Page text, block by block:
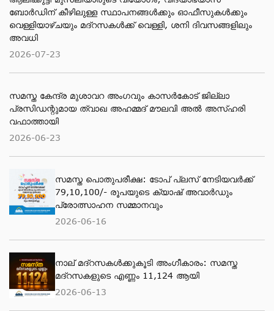
ബോര്‍ഡിന് കീഴിലുള്ള സ്ഥാപനങ്ങള്‍ക്കും ഓഫീസുകള്‍ക്കും
വെള്ളിയാഴ്ചയും മദ്റസകള്‍ക്ക് വെള്ളി, ശനി ദിവസങ്ങളിലും
അവധി
2026-07-23
സമസ്ത കേന്ദ്ര മുശാവറ അംഗവും കാസര്‍കോട് ജില്ലാ
പ്രസിഡന്റുമായ ത്വാഖ അഹമ്മദ് മൗലവി അല്‍ അസ്ഹരി
വഫാത്തായി
2026-06-23
സമസ്ത പൊതുപരീക്ഷ: ടോപ് പ്ലസ് നേടിയവര്‍ക്ക്
79,10,100/- രൂപയുടെ ക്യാഷ് അവാര്‍ഡും
പ്രോത്സാഹന സമ്മാനവും
2026-06-16
നാല് മദ്‌റസകൾക്കുകൂടി അംഗീകാരം: സമസ്ത
മദ്‌റസകളുടെ എണ്ണം 11,124 ആയി
2026-06-13